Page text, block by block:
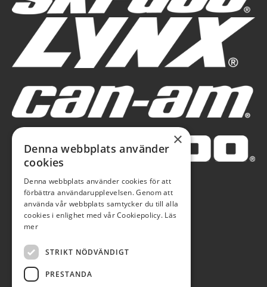
×
Denna webbplats använder
cookies
Denna webbplats använder cookies för att
förbättra användarupplevelsen. Genom att
använda vår webbplats samtycker du till alla
cookies i enlighet med vår Cookiepolicy. Läs
mer
STRIKT NÖDVÄNDIGT
PRESTANDA